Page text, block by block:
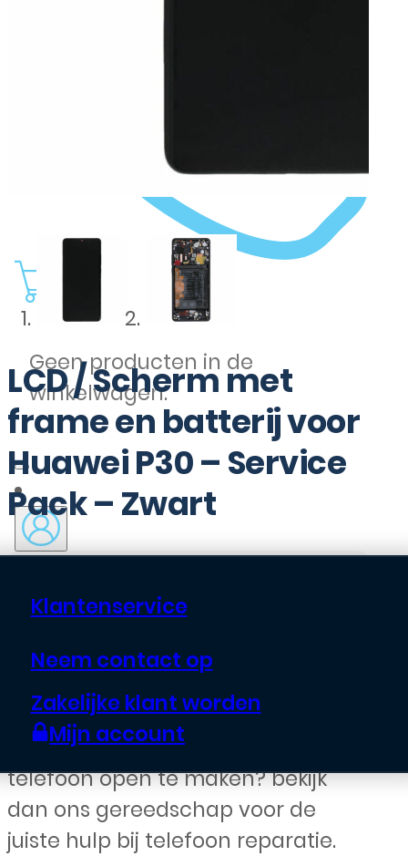
Geen producten in de
winkelwagen.
Klantenservice
Neem contact op
Zakelijke klant worden
Mijn account
LCD / Scherm met
frame en batterij voor
Huawei P30 – Service
Pack – Zwart
€69,00
Vervang nu zelf het scherm met
frame en batterij van je Huawei
telefoon! Heb je het juiste
gereedschap al in huis om je
telefoon open te maken? bekijk
dan ons gereedschap voor de
juiste hulp bij telefoon reparatie.